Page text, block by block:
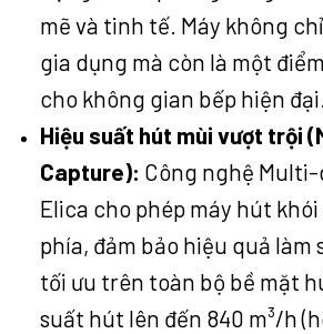
mẽ và tinh tế. Máy không
gia dụng mà còn là một
cho không gian bếp hiện đại.
Hiệu suất hút mùi vượt trội
Capture): Công nghệ
Elica cho phép máy hút
phía, đảm bảo hiệu quả làm
tối ưu trên toàn bộ bề mặt
suất hút lên đến 840 m³/h